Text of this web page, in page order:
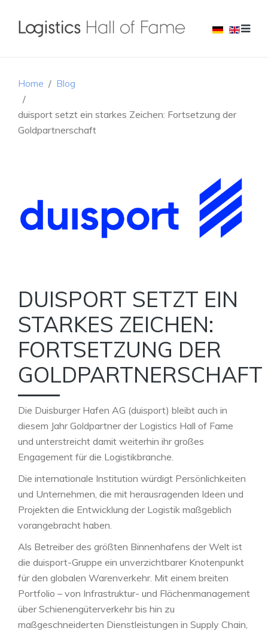
Home Blog
duisport setzt ein starkes Zeichen: Fortsetzung der
Goldpartnerschaft
DUISPORT SETZT EIN
STARKES ZEICHEN:
FORTSETZUNG DER
GOLDPARTNERSCHAFT
Die Duisburger Hafen AG (duisport) bleibt auch in
diesem Jahr Goldpartner der Logistics Hall of Fame
und unterstreicht damit weiterhin ihr großes
Engagement für die Logistikbranche.
Die internationale Institution würdigt Persönlichkeiten
und Unternehmen, die mit herausragenden Ideen und
Projekten die Entwicklung der Logistik maßgeblich
vorangebracht haben.
Als Betreiber des größten Binnenhafens der Welt ist
die duisport-Gruppe ein unverzichtbarer Knotenpunkt
für den globalen Warenverkehr. Mit einem breiten
Portfolio – von Infrastruktur- und Flächenmanagement
über Schienengüterverkehr bis hin zu
maßgeschneiderten Dienstleistungen in Supply Chain,